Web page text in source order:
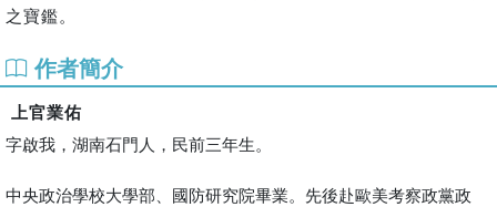
之寶鑑。
作者簡介
上官業佑
字啟我，湖南石門人，民前三年生。
中央政治學校大學部、國防研究院畢業。先後赴歐美考察政黨政